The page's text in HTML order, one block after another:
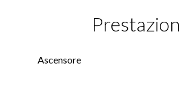
Ascensore